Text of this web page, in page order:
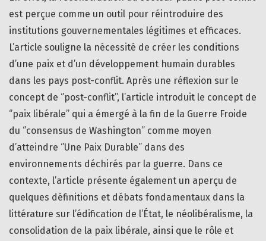
est perçue comme un outil pour réintroduire des
institutions gouvernementales légitimes et efficaces.
L’article souligne la nécessité de créer les conditions
d’une paix et d’un développement humain durables
dans les pays post-conflit. Après une réflexion sur le
concept de ‘’post-conflit’’, l’article introduit le concept de
‘’paix libérale’’ qui a émergé à la fin de la Guerre Froide
du ‘’consensus de Washington’’ comme moyen
d’atteindre ‘’Une Paix Durable’’ dans des
environnements déchirés par la guerre. Dans ce
contexte, l’article présente également un aperçu de
quelques définitions et débats fondamentaux dans la
littérature sur l’édification de l’État, le néolibéralisme, la
consolidation de la paix libérale, ainsi que le rôle et